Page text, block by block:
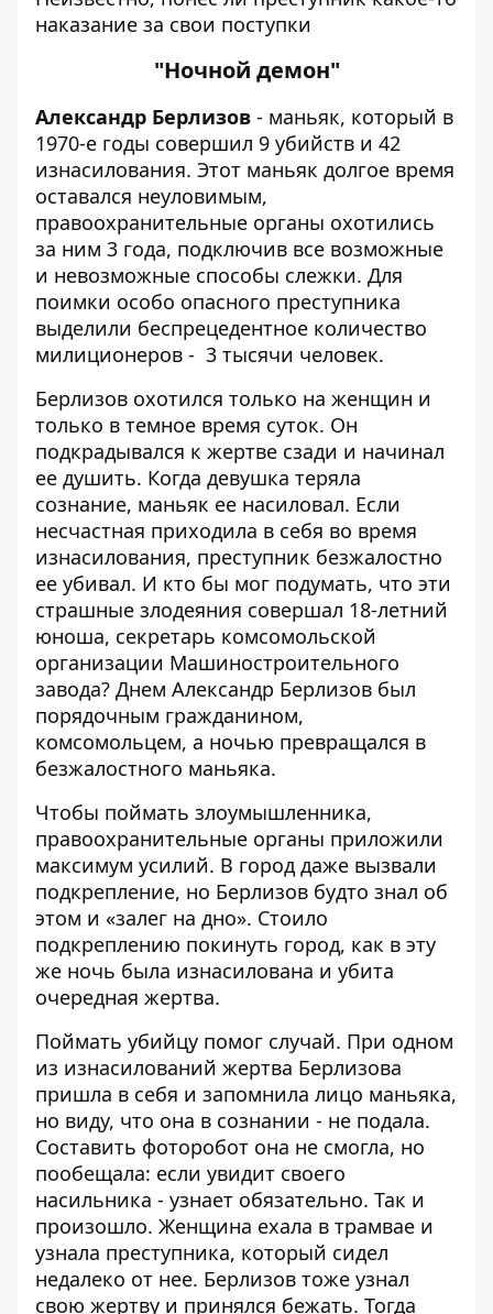
наказание за свои поступки
"Ночной демон"
Александр Берлизов - маньяк, который в
1970-е годы совершил 9 убийств и 42
изнасилования. Этот маньяк долгое время
оставался неуловимым,
правоохранительные органы охотились
за ним 3 года, подключив все возможные
и невозможные способы слежки. Для
поимки особо опасного преступника
выделили беспрецедентное количество
милиционеров - 3 тысячи человек.
Берлизов охотился только на женщин и
только в темное время суток. Он
подкрадывался к жертве сзади и начинал
ее душить. Когда девушка теряла
сознание, маньяк ее насиловал. Если
несчастная приходила в себя во время
изнасилования, преступник безжалостно
ее убивал. И кто бы мог подумать, что эти
страшные злодеяния совершал 18-летний
юноша, секретарь комсомольской
организации Машиностроительного
завода? Днем Александр Берлизов был
порядочным гражданином,
комсомольцем, а ночью превращался в
безжалостного маньяка.
Чтобы поймать злоумышленника,
правоохранительные органы приложили
максимум усилий. В город даже вызвали
подкрепление, но Берлизов будто знал об
этом и «залег на дно». Стоило
подкреплению покинуть город, как в эту
же ночь была изнасилована и убита
очередная жертва.
Поймать убийцу помог случай. При одном
из изнасилований жертва Берлизова
пришла в себя и запомнила лицо маньяка,
но виду, что она в сознании - не подала.
Составить фоторобот она не смогла, но
пообещала: если увидит своего
насильника - узнает обязательно. Так и
произошло. Женщина ехала в трамвае и
узнала преступника, который сидел
недалеко от нее. Берлизов тоже узнал
свою жертву и принялся бежать. Тогда